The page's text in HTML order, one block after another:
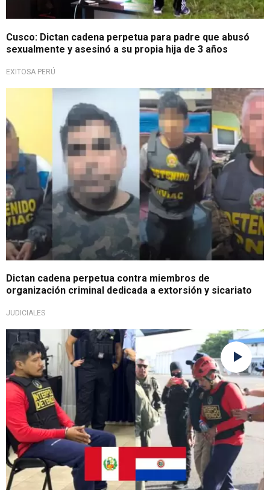
Cusco: Dictan cadena perpetua para padre que abusó
sexualmente y asesinó a su propia hija de 3 años
EXITOSA PERÚ
Dictan cadena perpetua contra miembros de
organización criminal dedicada a extorsión y sicariato
JUDICIALES
Solo hasta 15 años